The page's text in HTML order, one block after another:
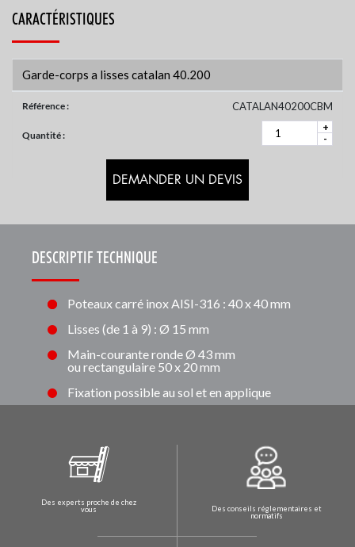
CARACTÉRISTIQUES
Garde-corps a lisses catalan 40.200
Référence : CATALAN40200CBM
Quantité :
+
-
DEMANDER UN DEVIS
DESCRIPTIF TECHNIQUE
Poteaux carré inox AISI-316 : 40 x 40 mm
Lisses (de 1 à 9) : Ø 15 mm
Main-courante ronde Ø 43 mm
ou rectangulaire 50 x 20 mm
Fixation possible au sol et en applique
Des experts proche de chez
vous
Des conseils réglementaires et
normatifs